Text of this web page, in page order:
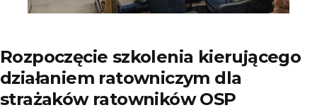
Rozpoczęcie szkolenia kierującego
działaniem ratowniczym dla
strażaków ratowników OSP